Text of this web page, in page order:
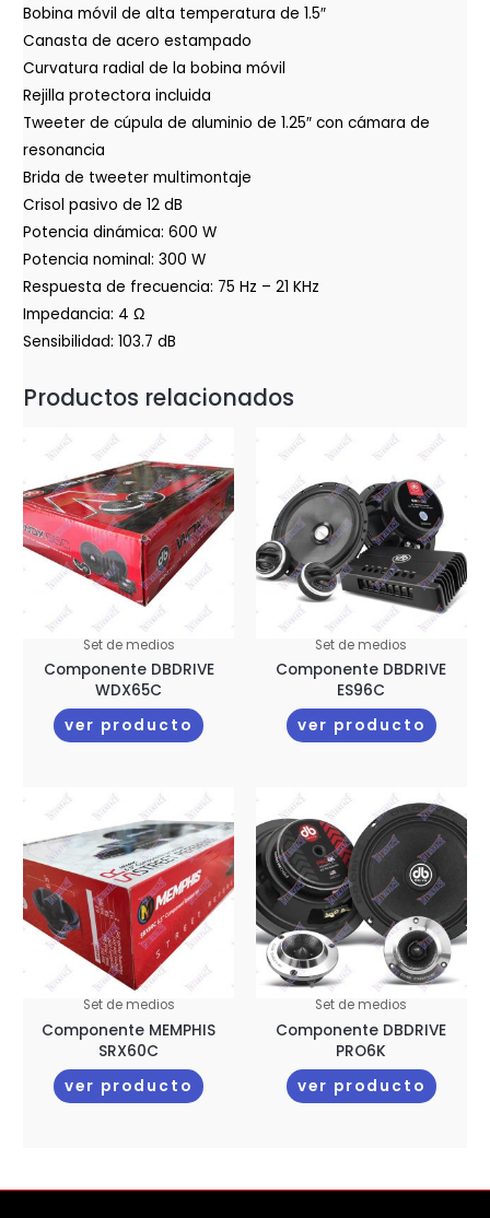
Bobina móvil de alta temperatura de 1.5″
Canasta de acero estampado
Curvatura radial de la bobina móvil
Rejilla protectora incluida
Tweeter de cúpula de aluminio de 1.25″ con cámara de
resonancia
Brida de tweeter multimontaje
Crisol pasivo de 12 dB
Potencia dinámica: 600 W
Potencia nominal: 300 W
Respuesta de frecuencia: 75 Hz – 21 KHz
Impedancia: 4 Ω
Sensibilidad: 103.7 dB
Productos relacionados
Set de medios
Componente DBDRIVE
WDX65C
ver producto
Set de medios
Componente DBDRIVE
ES96C
ver producto
Set de medios
Componente MEMPHIS
SRX60C
ver producto
Set de medios
Componente DBDRIVE
PRO6K
ver producto